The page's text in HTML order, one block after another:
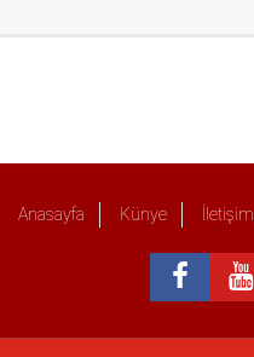
Anasayfa Künye İletişim